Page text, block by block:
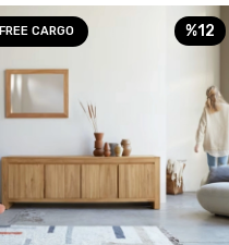
FREE CARGO %12